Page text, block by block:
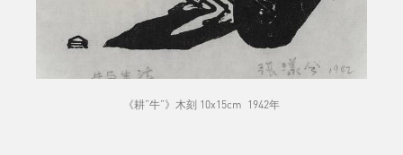
《耕“牛”》木刻 10x15cm 1942年